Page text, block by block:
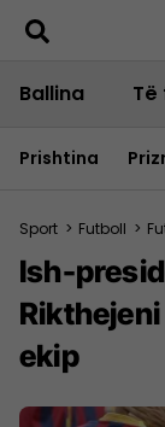
Ballina Të
Prishtina
Sport > Futboll >
Ish-
ekip